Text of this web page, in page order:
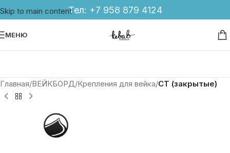
Skip to main contentТел: +7 958 879 4124
МЕНЮ
Главная ВЕЙКБОРД Крепления для вейка CT (закрытые)